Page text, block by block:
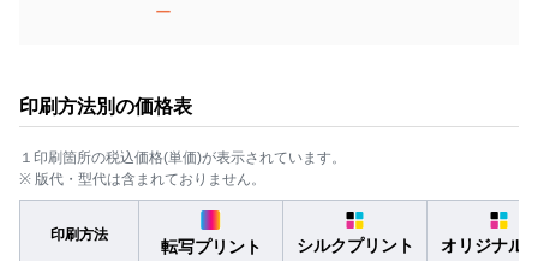
ー
印刷方法別の価格表
１印刷箇所の税込価格(単価)が表示されています。
※ 版代・型代は含まれておりません。
印刷方法
転写プリント シルクプリント オリジナル